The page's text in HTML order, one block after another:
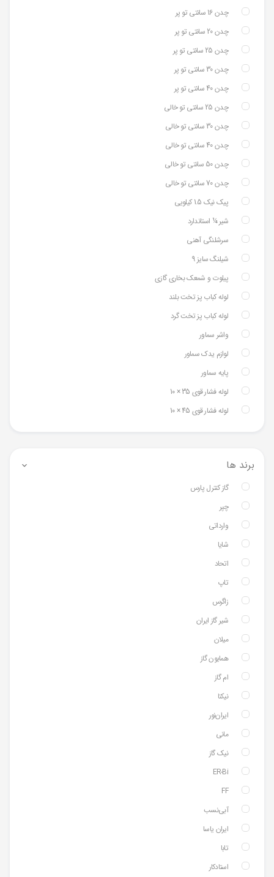
چدن 16 سانتی تو پر
چدن 20 سانتی تو پر
چدن 25 سانتی تو پر
چدن 30 سانتی تو پر
چدن 40 سانتی تو پر
چدن 25 سانتی تو خالی
چدن 30 سانتی تو خالی
چدن 40 سانتی تو خالی
چدن 50 سانتی تو خالی
چدن 70 سانتی تو خالی
پیک نیک 1.5 کیلویی
شیر ¼ استاندارد
سرشلنگی آهنی
شیلنگ سایز 9
پیلوت و شمعک بخاری گازی
لوله کباب پز تخت بلند
لوله کباب پز تخت گرد
واشر سماور
لوازم یدک سماور
پایه سماور
لوله فشار قوی 35 × 10
لوله فشار قوی 45 × 10
برند ها
گاز کنترل پارس
چپر
وارداتی
شایا
اتحاد
تاپ
زاگرس
شیر گاز ایران
میلان
همایون گاز
ام گاز
نیکتا
ایران‌نور
مانی
نیک گاز
ER-Bi
FF
آبی‌نسب
ایران یاسا
تابا
استادکار